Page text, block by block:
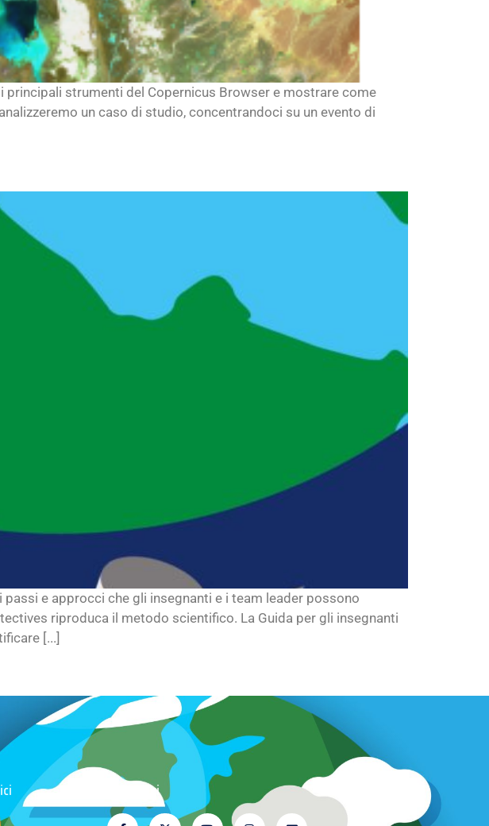
strumenti del Copernicus Browser e mostrare come
un caso di studio, concentrandoci su un evento di
e approcci che gli insegnanti e i team leader possono
riproduca il metodo scientifico. La Guida per gli insegnanti
[...]
Seguiteci